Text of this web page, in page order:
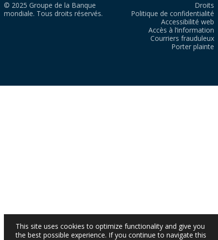
© 2025 Groupe de la Banque
mondiale. Tous droits réservés.
Droits
Politique de confidentialité
Accessibilité web
Accès à l’information
Courriers frauduleux
Porter plainte
This site uses cookies to optimize functionality and give you
the best possible experience. If you continue to navigate this